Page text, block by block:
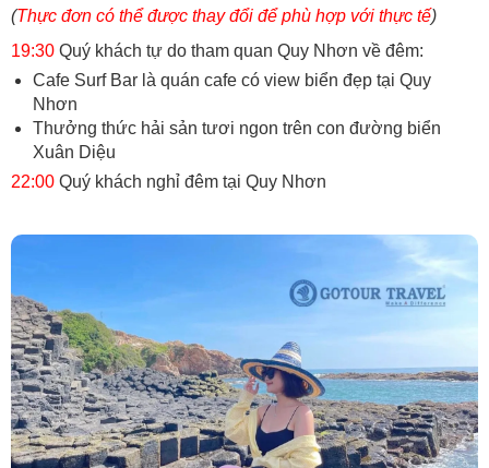
(Thực đơn có thể được thay đổi để phù hợp với thực tế)
19:30 Quý khách tự do tham quan Quy Nhơn về đêm:
Cafe Surf Bar là quán cafe có view biển đẹp tại Quy
Nhơn
Thưởng thức hải sản tươi ngon trên con đường biển
Xuân Diệu
22:00 Quý khách nghỉ đêm tại Quy Nhơn